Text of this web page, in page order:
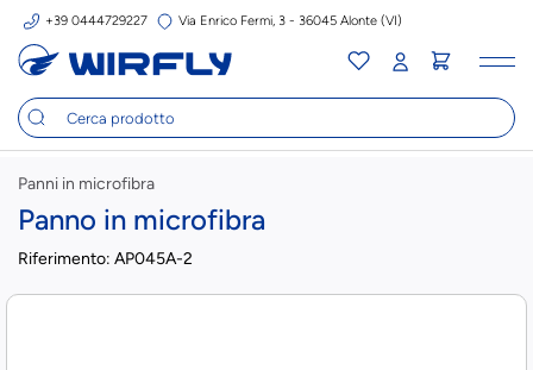
+39 0444729227 Via Enrico Fermi, 3 - 36045 Alonte (VI)
Panni in microfibra
Panno in microfibra
Riferimento: AP045A-2